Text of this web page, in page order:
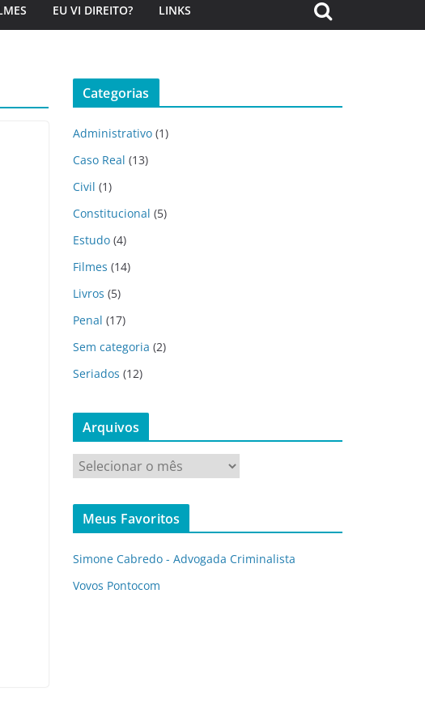
EU VI DIREITO? LINKS
Categorias
Administrativo (1)
Caso Real (13)
Civil (1)
Constitucional (5)
Estudo (4)
Filmes (14)
Livros (5)
Penal (17)
Sem categoria (2)
Seriados (12)
Arquivos
r
q
v
o
Meus Favoritos
Simone Cabredo - Advogada Criminalista
Vovos Pontocom